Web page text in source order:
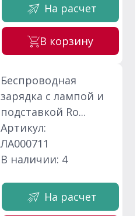
На расчет
В корзину
Беспроводная
зарядка с лампой и
подставкой Ro...
Артикул:
ЛА000711
В наличии: 4
На расчет